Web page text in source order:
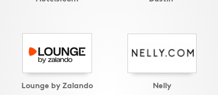
Lounge by Zalando Nelly